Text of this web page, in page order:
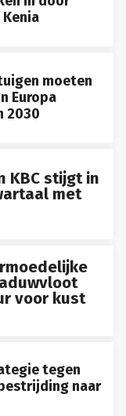
moeten
Europa
2030
KBC stijgt in
met
voor kust
tegen
naar